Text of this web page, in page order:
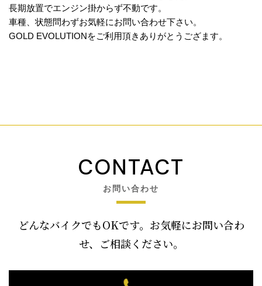
長期放置でエンジン掛からず不動です。
車種、状態問わずお気軽にお問い合わせ下さい。
GOLD EVOLUTIONをご利用頂きありがとうござます。
CONTACT
お問い合わせ
どんなバイクでもOKです。お気軽にお問い合わ
せ、ご相談ください。